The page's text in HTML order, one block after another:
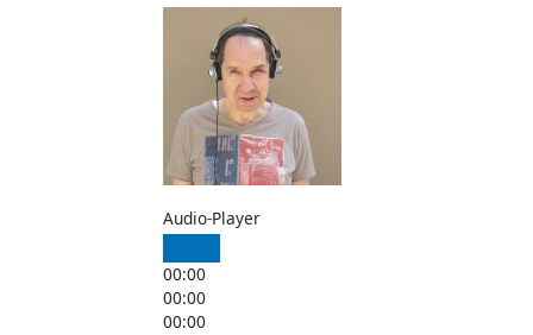
Audio-Player
00:00
00:00
00:00